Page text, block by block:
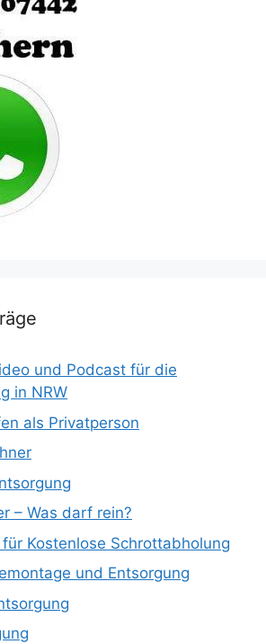
und Podcast für die
in NRW
als Privatperson
– Was darf rein?
Kostenlose Schrottabholung
und Entsorgung